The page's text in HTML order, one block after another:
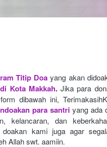
Titip Doa yang akan
di Kota Makkah. Jika para
dibawah ini,
para santri yang ada
kelancaran, dan
doakan kami juga agar
Allah swt. aamiin.